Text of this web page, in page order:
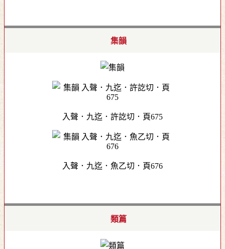
集韻
入聲．九迄．許訖切．頁675
入聲．九迄．魚乙切．頁676
類篇